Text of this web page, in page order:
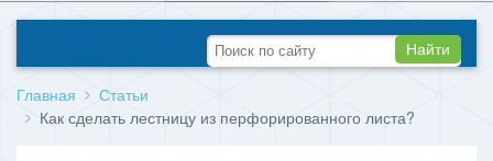
Найти
Главная
Статьи
Как сделать лестницу из перфорированного листа?